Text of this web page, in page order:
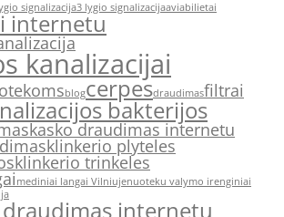
signalizacija3 lygio signalizacijaaviabilietai
internetu
kanalizacijai
blogcerpesdraudimasfiltrai
bakterijos
kasko draudimas internetu
klinkerio plyteles
klinkerio trinkeles
mediniai langai Vilniujenuoteku valymo irenginiai
internetu